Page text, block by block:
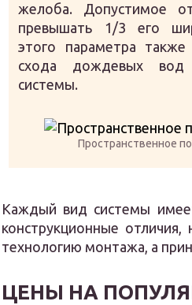
желоба. Допустимое
превышать 1/3 его
этого параметра также
схода дождевых вод
системы.
Пространственное
Каждый вид системы
конструкционные
технологию монтажа, а
ЦЕНЫ НА